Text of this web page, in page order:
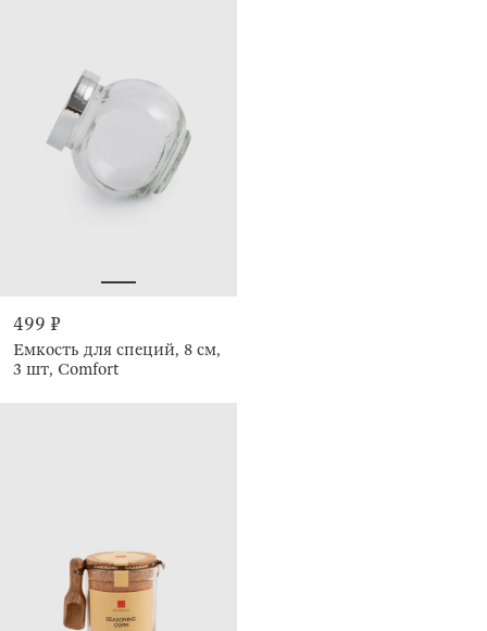
499 ₽
Емкость для специй, 8 см,
3 шт, Comfort